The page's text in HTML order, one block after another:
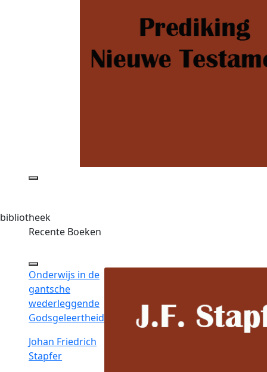
bibliotheek
Recente Boeken
Onderwijs in de
gantsche
wederleggende
Godsgeleertheid
Johan Friedrich
Stapfer